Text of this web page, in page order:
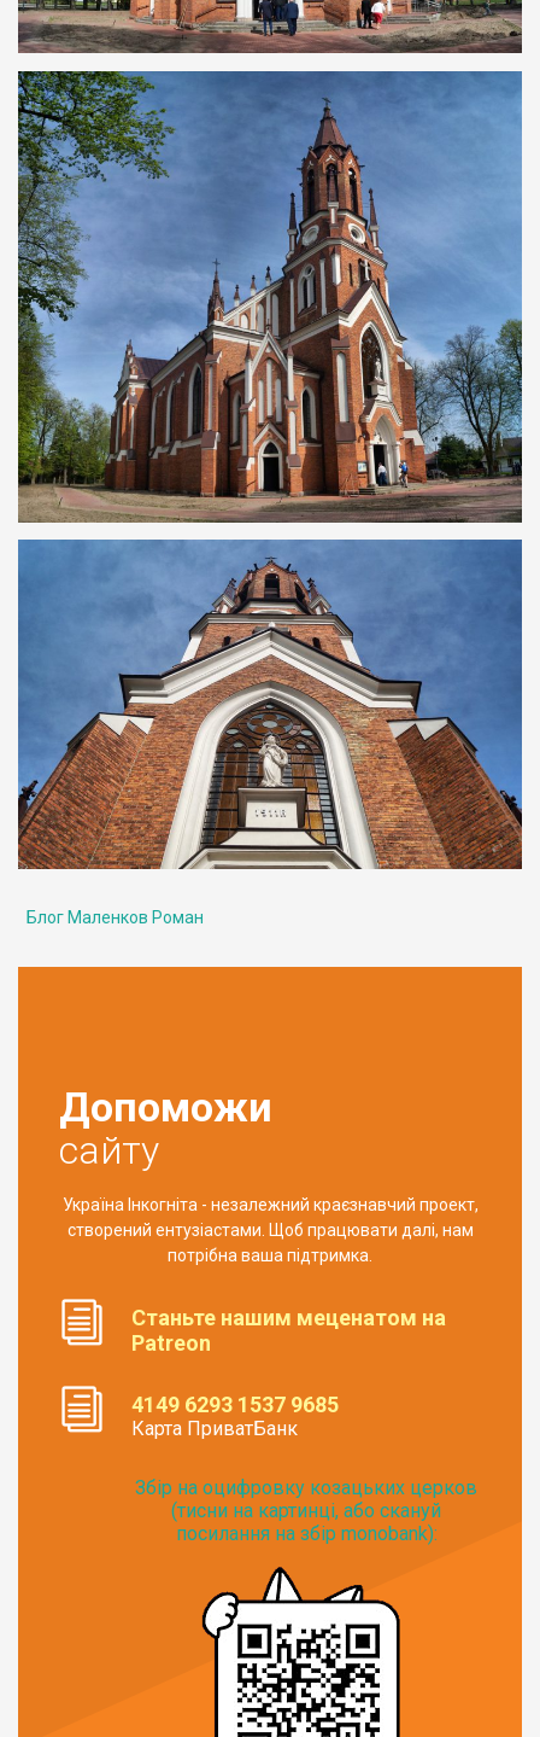
Блог Маленков Роман
Допоможи
сайту
Україна Інкогніта - незалежний краєзнавчий проект,
створений ентузіастами. Щоб працювати далі, нам
потрібна ваша підтримка.
Станьте нашим меценатом на
Patreon
4149 6293 1537 9685
Карта ПриватБанк
Збір на оцифровку козацьких церков
(тисни на картинці, або скануй
посилання на збір monobank):